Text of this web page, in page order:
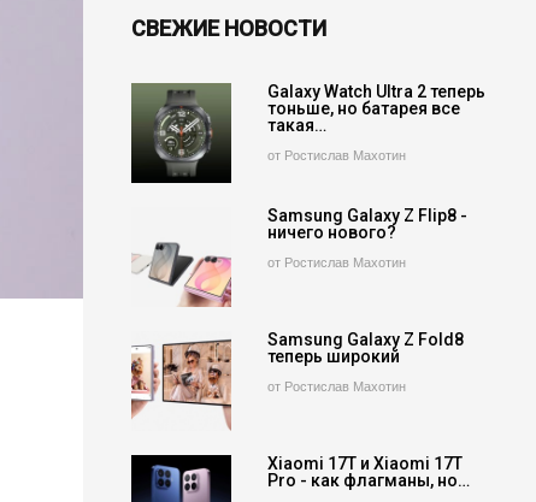
СВЕЖИЕ НОВОСТИ
Galaxy Watch Ultra 2 теперь
тоньше, но батарея все
такая…
от Ростислав Махотин
Samsung Galaxy Z Flip8 -
ничего нового?
от Ростислав Махотин
Samsung Galaxy Z Fold8
теперь широкий
от Ростислав Махотин
Xiaomi 17T и Xiaomi 17T
Pro - как флагманы, но…